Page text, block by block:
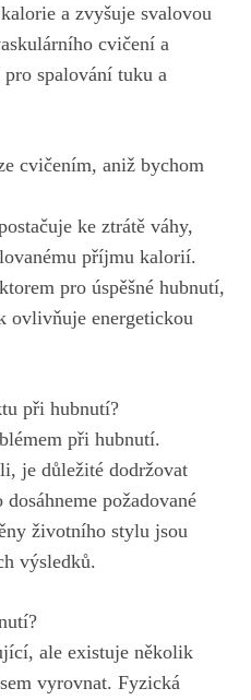
a zvyšuje svalovou
cvičení a
‌spalování tuku ​a⁤
cvičením, ​aniž bychom
⁣ke ztrátě váhy,
příjmu kalorií.
pro úspěšné ​hubnutí,
ovlivňuje ⁢energetickou
při hubnutí?
při hubnutí.
je důležité dodržovat⁢
požadované
životního stylu jsou
výsledků.
ale existuje několik
vyrovnat. Fyzická